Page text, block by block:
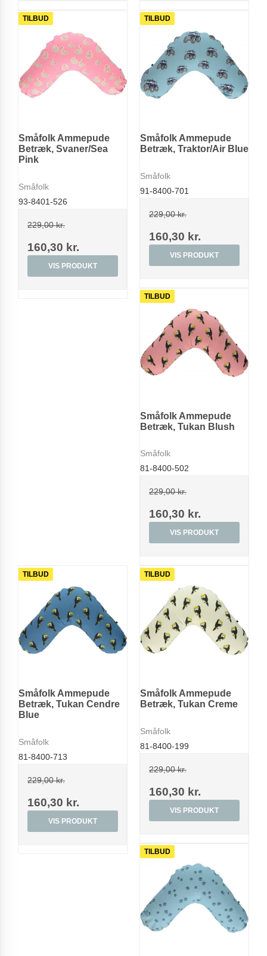
TILBUD
Småfolk Ammepude
Betræk, Svaner/Sea
Pink
Småfolk
93-8401-526
229,00 kr.
160,30 kr.
VIS PRODUKT
TILBUD
Småfolk Ammepude
Betræk, Traktor/Air Blue
Småfolk
91-8400-701
229,00 kr.
160,30 kr.
VIS PRODUKT
TILBUD
Småfolk Ammepude
Betræk, Tukan Blush
Småfolk
81-8400-502
229,00 kr.
160,30 kr.
VIS PRODUKT
TILBUD
Småfolk Ammepude
Betræk, Tukan Cendre
Blue
Småfolk
81-8400-713
229,00 kr.
160,30 kr.
VIS PRODUKT
TILBUD
Småfolk Ammepude
Betræk, Tukan Creme
Småfolk
81-8400-199
229,00 kr.
160,30 kr.
VIS PRODUKT
TILBUD